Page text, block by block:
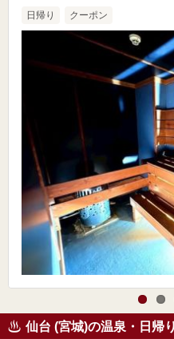
日帰り クーポン
仙台 (宮城)の温泉・日帰